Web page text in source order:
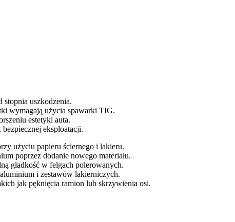
stopnia uszkodzenia.
wymagają użycia spawarki TIG.
estetyki auta.
eksploatacji.
użyciu papieru ściernego i lakieru.
poprzez dodanie nowego materiału.
gładkość w felgach polerowanych.
i zestawów lakierniczych.
jak pęknięcia ramion lub skrzywienia osi.